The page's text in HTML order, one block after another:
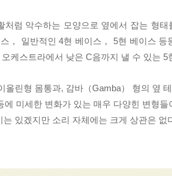
처럼 악수하는 모양으로 옆에서 잡는 형태
， 일반적인 4현 베이스， 5현 베이스 등
오케스트라에서 낮은 C음까지 낼 수 있는 5
올린형 몸통과, 감바（Gamba） 형의 옆
에 미세한 변화가 있는 매우 다양힌 변형들
있겠지만 소리 자체에는 크게 상관은 없